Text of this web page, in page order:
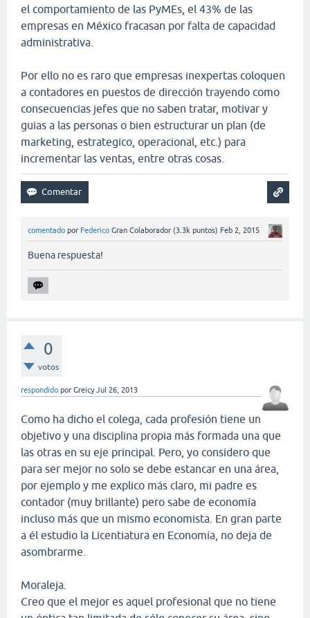
el comportamiento de las PyMEs, el 43% de las
empresas en México fracasan por falta de capacidad
administrativa.
Por ello no es raro que empresas inexpertas coloquen
a contadores en puestos de dirección trayendo como
consecuencias jefes que no saben tratar, motivar y
guias a las personas o bien estructurar un plan (de
marketing, estrategico, operacional, etc.) para
incrementar las ventas, entre otras cosas.
comentado por Federico Gran Colaborador (3.3k puntos) Feb 2, 2015
Buena respuesta!
0
votos
respondido por Greicy Jul 26, 2013
Como ha dicho el colega, cada profesión tiene un
objetivo y una disciplina propia más formada una que
las otras en su eje principal. Pero, yo considero que
para ser mejor no solo se debe estancar en una área,
por ejemplo y me explico más claro, mi padre es
contador (muy brillante) pero sabe de economía
incluso más que un mismo economista. En gran parte
a él estudio la Licentiatura en Economía, no deja de
asombrarme.
Moraleja.
Creo que el mejor es aquel profesional que no tiene